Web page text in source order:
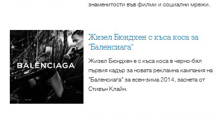
знаменитости във филми и социални мрежи.
Жизел Бюндхен с къса коса за
"Баленсиага"
Жизел Бюндхен е с къса коса в черно-бял
първия кадър за новата рекламна кампания на
"Баленсиага" за есен-зима 2014, заснета от
Стивън Клайн.